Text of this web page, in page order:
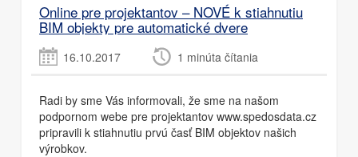
Online pre projektantov – NOVÉ k stiahnutiu
BIM objekty pre automatické dvere
16.10.2017 1 minúta čítania
Radi by sme Vás informovali, že sme na našom
podpornom webe pre projektantov www.spedosdata.cz
pripravili k stiahnutiu prvú časť BIM objektov našich
výrobkov.